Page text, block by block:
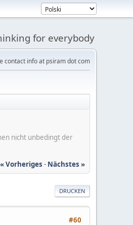
for everybody
contact info at psiram dot com
nicht unbedingt der
« Vorheriges - Nächstes »
DRUCKEN
#60